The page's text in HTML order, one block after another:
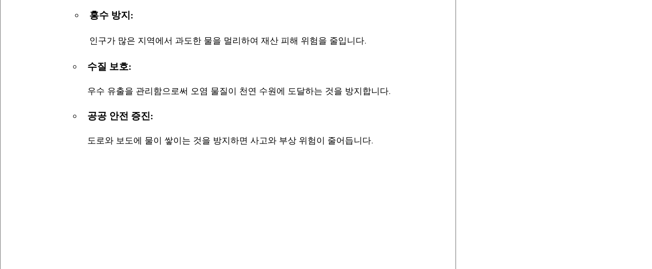
홍수 방지:
인구가 많은 지역에서 과도한 물을 멀리하여 재산 피해 위험을 줄입니다.
수질 보호:
우수 유출을 관리함으로써 오염 물질이 천연 수원에 도달하는 것을 방지합니다.
공공 안전 증진:
도로와 보도에 물이 쌓이는 것을 방지하면 사고와 부상 위험이 줄어듭니다.